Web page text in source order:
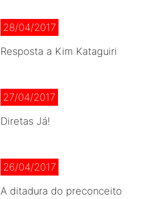
28/04/2017
Resposta a Kim Kataguiri
27/04/2017
Diretas Já!
26/04/2017
A ditadura do preconceito